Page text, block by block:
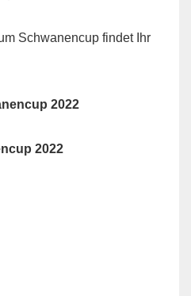
Schwanencup findet Ihr
2022
2022